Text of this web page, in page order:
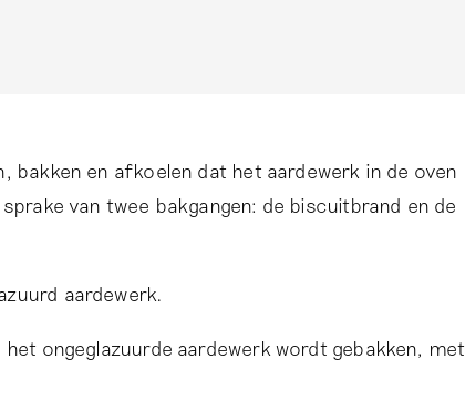
bakken en afkoelen dat het aardewerk in de oven
van twee bakgangen: de biscuitbrand en de
aardewerk.
ongeglazuurde aardewerk wordt gebakken, met